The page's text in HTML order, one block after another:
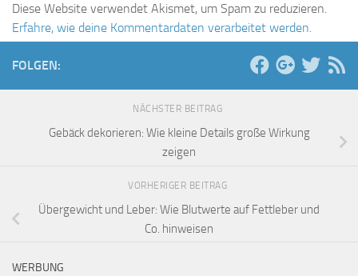
Diese Website verwendet Akismet, um Spam zu reduzieren.
Erfahre, wie deine Kommentardaten verarbeitet werden.
FOLGEN:
NÄCHSTER BEITRAG
Gebäck dekorieren: Wie kleine Details große Wirkung
zeigen
VORHERIGER BEITRAG
Übergewicht und Leber: Wie Blutwerte auf Fettleber und
Co. hinweisen
WERBUNG